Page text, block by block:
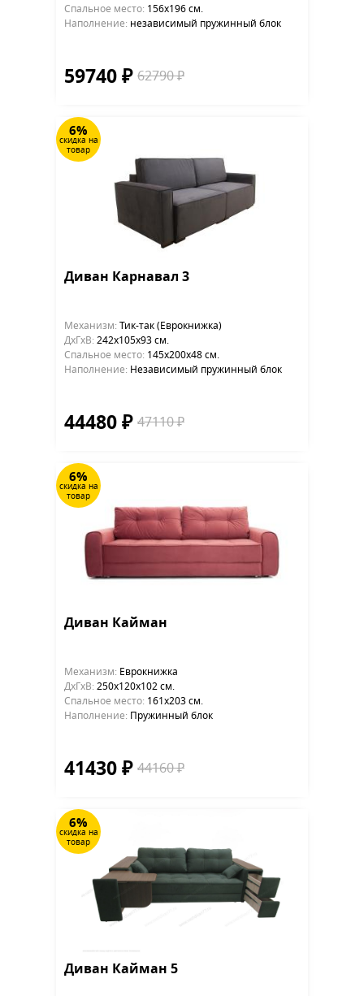
Cпальное место: 156х196 см.
Наполнение: независимый пружинный блок
59740 ₽ 62790 ₽
6%
скидка на
товар
Диван Карнавал 3
Механизм: Тик-так (Еврокнижка)
ДхГхВ: 242х105x93 см.
Cпальное место: 145х200х48 см.
Наполнение: Независимый пружинный блок
44480 ₽ 47110 ₽
6%
скидка на
товар
Диван Кайман
Механизм: Еврокнижка
ДхГхВ: 250х120x102 см.
Cпальное место: 161x203 см.
Наполнение: Пружинный блок
41430 ₽ 44160 ₽
6%
скидка на
товар
Диван Кайман 5